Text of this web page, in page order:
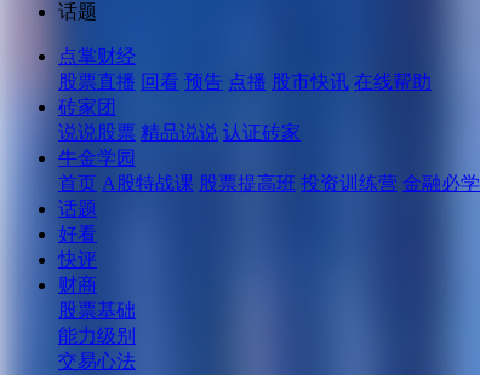
话题
点掌财经
股票直播 回看 预告 点播 股市快讯 在线帮助
砖家团
说说股票 精品说说 认证砖家
牛金学园
首页 A股特战课 股票提高班 投资训练营 金融必学
话题
好看
快评
财商
股票基础
能力级别
交易心法